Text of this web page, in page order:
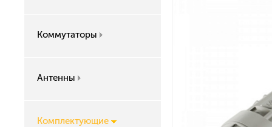
Коммутаторы
Антенны
Комплектующие